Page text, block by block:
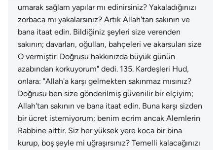
umarak sağlam yapılar mı edinirsiniz? Yakaladığınızı
zorbaca mı yakalarsınız? Artık Allah'tan sakının ve
bana itaat edin. Bildiğiniz şeyleri size verenden
sakının; davarları, oğulları, bahçeleri ve akarsuları size
O vermiştir. Doğrusu hakkınızda büyük günün
azabından korkuyorum" dedi. 135. Kardeşleri Hud,
onlara: "Allah'a karşı gelmekten sakınmaz mısınız?
Doğrusu ben size gönderilmiş güvenilir bir elçiyim;
Allah'tan sakının ve bana itaat edin. Buna karşı sizden
bir ücret istemiyorum; benim ecrim ancak Alemlerin
Rabbine aittir. Siz her yüksek yere koca bir bina
kurup, boş şeyle mi uğraşırsınız? Temelli kalacağınızı